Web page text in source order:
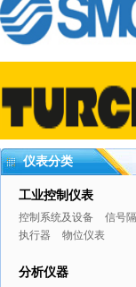
仪表分类
工业控制仪表
控制系统及设备 信号
执行器
物位仪表
分析仪器